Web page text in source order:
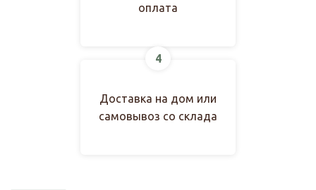
оплата
4
Доставка на дом или
самовывоз со склада